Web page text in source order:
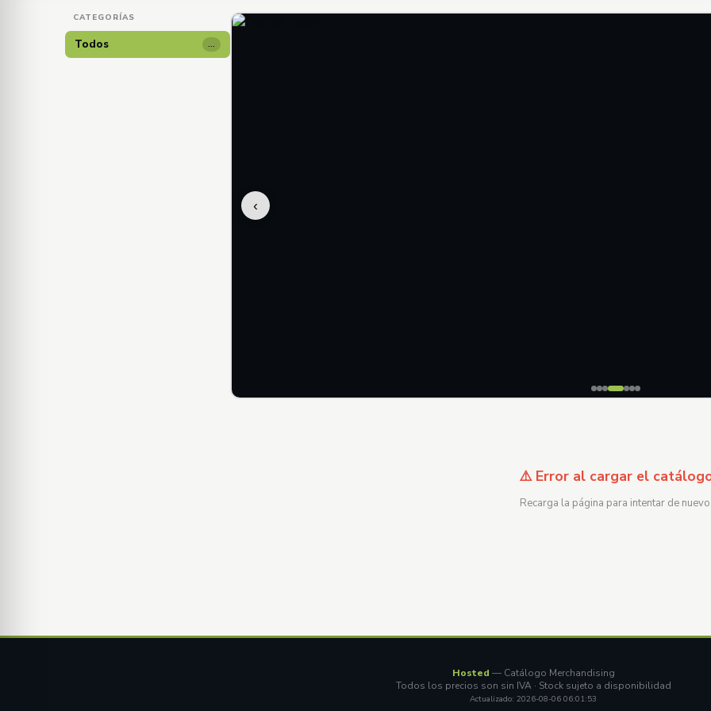
CATEGORÍAS
Todos …
‹
⚠️ Error al cargar el
Recarga la página para intentar de
Hosted — Catálogo Merchandising
Todos los precios son sin IVA · Stock sujeto a disponibilidad
Actualizado: 2026-08-06 06:01:53